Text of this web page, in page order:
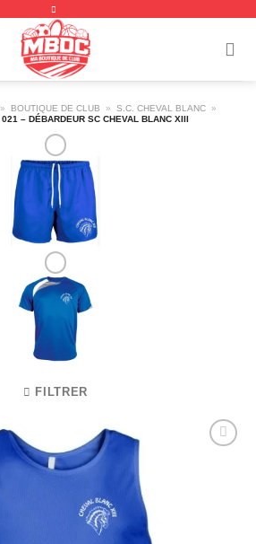
» BOUTIQUE DE CLUB » S.C. CHEVAL BLANC
»
021 – DÉBARDEUR SC CHEVAL BLANC XIII
FILTRER